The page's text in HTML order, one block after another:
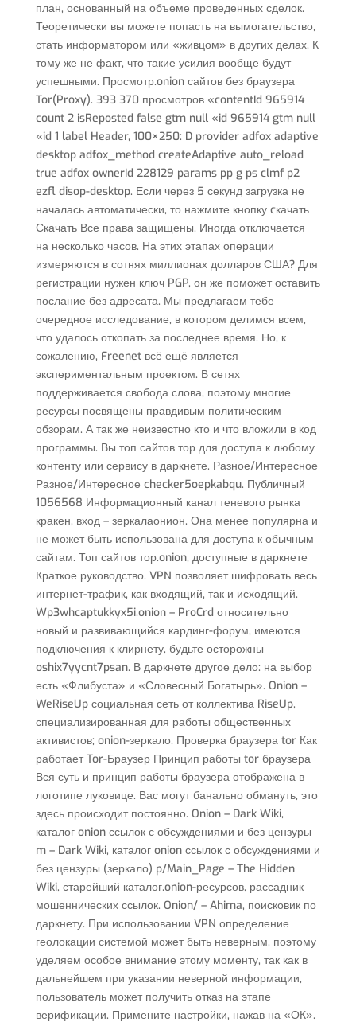
план, основанный на объеме проведенных сделок.
Теоретически вы можете попасть на вымогательство,
стать информатором или «живцом» в других делах. К
тому же не факт, что такие усилия вообще будут
успешными. Просмотр.onion сайтов без браузера
Tor(Proxy). 393 370 просмотров «contentId 965914
count 2 isReposted false gtm null «id 965914 gtm null
«id 1 label Header, 100×250: D provider adfox adaptive
desktop adfox_method createAdaptive auto_reload
true adfox ownerId 228129 params pp g ps clmf p2
ezfl disop-desktop. Если через 5 секунд загрузка не
началась автоматически, то нажмите кнопку cкачать
Скачать Все права защищены. Иногда отключается
на несколько часов. На этих этапах операции
измеряются в сотнях миллионах долларов США? Для
регистрации нужен ключ PGP, он же поможет оставить
послание без адресата. Мы предлагаем тебе
очередное исследование, в котором делимся всем,
что удалось откопать за последнее время. Но, к
сожалению, Freenet всё ещё является
экспериментальным проектом. В сетях
поддерживается свобода слова, поэтому многие
ресурсы посвящены правдивым политическим
обзорам. А так же неизвестно кто и что вложили в код
программы. Вы топ сайтов тор для доступа к любому
контенту или сервису в даркнете. Разное/Интересное
Разное/Интересное checker5oepkabqu. Публичный
1056568 Информационный канал теневого рынка
кракен, вход – зеркалаонион. Она менее популярна и
не может быть использована для доступа к обычным
сайтам. Топ сайтов тор.onion, доступные в даркнете
Краткое руководство. VPN позволяет шифровать весь
интернет-трафик, как входящий, так и исходящий.
Wp3whcaptukkyx5i.onion – ProCrd относительно
новый и развивающийся кардинг-форум, имеются
подключения к клирнету, будьте осторожны
oshix7yycnt7psan. В даркнете другое дело: на выбор
есть «Флибуста» и «Словесный Богатырь». Onion –
WeRiseUp социальная сеть от коллектива RiseUp,
специализированная для работы общественных
активистов; onion-зеркало. Проверка браузера tor Как
работает Tor-Браузер Принцип работы tor браузера
Вся суть и принцип работы браузера отображена в
логотипе луковице. Вас могут банально обмануть, это
здесь происходит постоянно. Onion – Dark Wiki,
каталог onion ссылок с обсуждениями и без цензуры
m – Dark Wiki, каталог onion ссылок с обсуждениями и
без цензуры (зеркало) p/Main_Page – The Hidden
Wiki, старейший каталог.onion-ресурсов, рассадник
мошеннических ссылок. Onion/ – Ahima, поисковик по
даркнету. При использовании VPN определение
геолокации системой может быть неверным, поэтому
уделяем особое внимание этому моменту, так как в
дальнейшем при указании неверной информации,
пользователь может получить отказ на этапе
верификации. Примените настройки, нажав на «ОК».